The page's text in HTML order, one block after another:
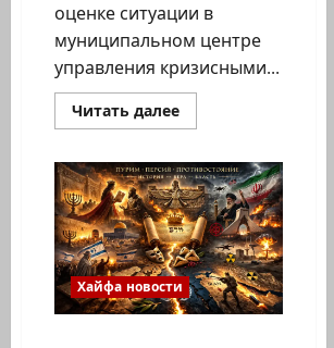
оценке ситуации в
муниципальном центре
управления кризисными...
Читать далееПрочитать
больше
мэра
Йоны
Яхава
к
жителям
в
связи
с
войной
с
Хайфа новости